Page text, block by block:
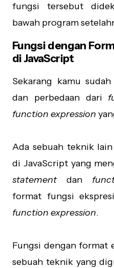
fungsi tersebut
bawah program
Fungsi dengan
di JavaScript
Sekarang kamu
dan perbedaan dari
function expression
Ada sebuah teknik
di JavaScript yang
statementdan
format fungsi
function expression.
Fungsi dengan format
sebuah teknik yang